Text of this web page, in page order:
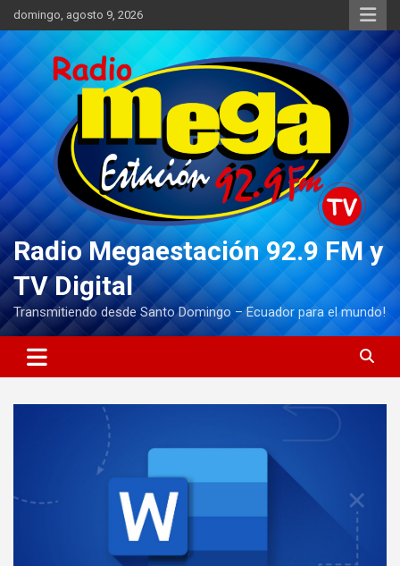
Saltar
al
contenido
domingo, agosto 9, 2026
Radio Megaestación 92.9 FM y
TV Digital
Transmitiendo desde Santo Domingo – Ecuador para el mundo!